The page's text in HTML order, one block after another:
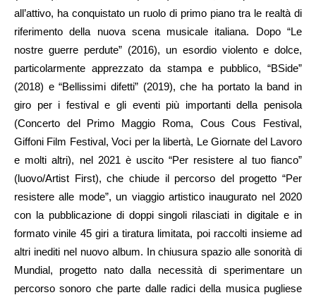
all’attivo, ha conquistato un ruolo di primo piano tra le realtà di
riferimento della nuova scena musicale italiana. Dopo “Le
nostre guerre perdute” (2016), un esordio violento e dolce,
particolarmente apprezzato da stampa e pubblico, “BSide”
(2018) e “Bellissimi difetti” (2019), che ha portato la band in
giro per i festival e gli eventi più importanti della penisola
(Concerto del Primo Maggio Roma, Cous Cous Festival,
Giffoni Film Festival, Voci per la libertà, Le Giornate del Lavoro
e molti altri), nel 2021 è uscito “Per resistere al tuo fianco”
(luovo/Artist First), che chiude il percorso del progetto “Per
resistere alle mode”, un viaggio artistico inaugurato nel 2020
con la pubblicazione di doppi singoli rilasciati in digitale e in
formato vinile 45 giri a tiratura limitata, poi raccolti insieme ad
altri inediti nel nuovo album. In chiusura spazio alle sonorità di
Mundial, progetto nato dalla necessità di sperimentare un
percorso sonoro che parte dalle radici della musica pugliese